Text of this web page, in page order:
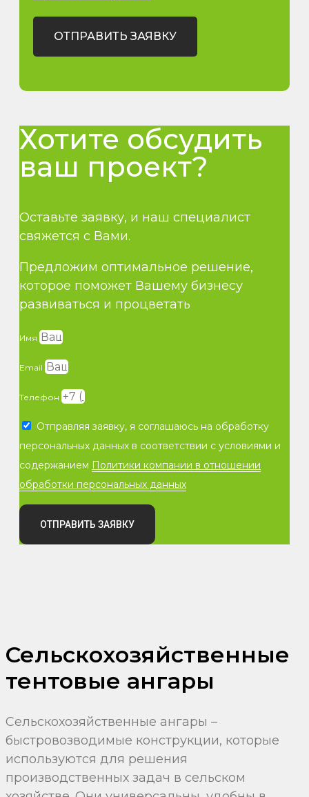
ОТПРАВИТЬ ЗАЯВКУ
Хотите обсудить
ваш проект?
Оставьте заявку, и наш специалист
свяжется с Вами.
Предложим оптимальное решение,
которое поможет Вашему бизнесу
развиваться и процветать
Имя
Email
Телефон
Отправляя заявку, я соглашаюсь на обработку
персональных данных в соответствии с условиями и
содержанием Политики компании в отношении
обработки персональных данных
ОТПРАВИТЬ ЗАЯВКУ
Сельскохозяйственные
тентовые ангары
Сельскохозяйственные ангары –
быстровозводимые конструкции, которые
используются для решения
производственных задач в сельском